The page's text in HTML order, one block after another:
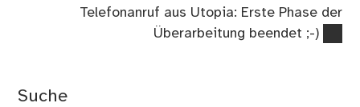
Nächster
Telefonanruf aus Utopia: Erste Phase der
Überarbeitung beendet ;-)
Suche